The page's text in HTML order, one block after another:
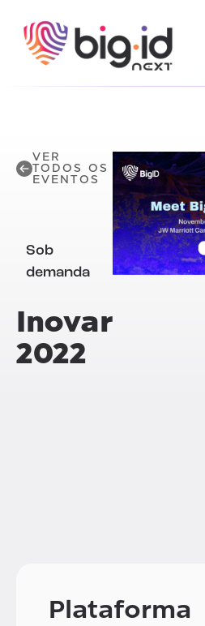
VER
TODOS OS
EVENTOS
Sob
demanda
Inovar
2022
Plataforma